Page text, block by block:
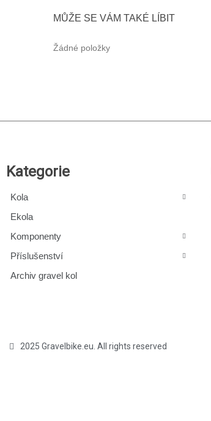
MŮŽE SE VÁM TAKÉ LÍBIT
Žádné položky
Kategorie
Kola
Ekola
Komponenty
Příslušenství
Archiv gravel kol
2025 Gravelbike.eu. All rights reserved